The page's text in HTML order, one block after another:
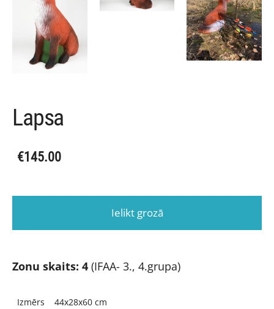
Lapsa
€145.00
Ielikt grozā
Zonu skaits: 4 (IFAA- 3., 4.grupa)
Izmērs
44x28x60 cm